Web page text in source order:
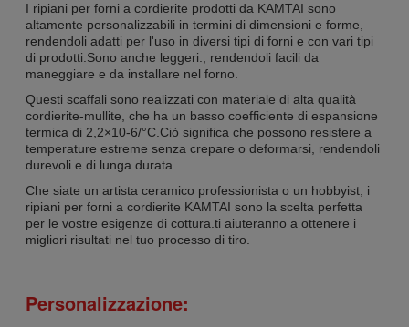
I ripiani per forni a cordierite prodotti da KAMTAI sono
altamente personalizzabili in termini di dimensioni e forme,
rendendoli adatti per l'uso in diversi tipi di forni e con vari tipi
di prodotti.Sono anche leggeri., rendendoli facili da
maneggiare e da installare nel forno.
Questi scaffali sono realizzati con materiale di alta qualità
cordierite-mullite, che ha un basso coefficiente di espansione
termica di 2,2×10-6/°C.Ciò significa che possono resistere a
temperature estreme senza crepare o deformarsi, rendendoli
durevoli e di lunga durata.
Che siate un artista ceramico professionista o un hobbyist, i
ripiani per forni a cordierite KAMTAI sono la scelta perfetta
per le vostre esigenze di cottura.ti aiuteranno a ottenere i
migliori risultati nel tuo processo di tiro.
Personalizzazione: